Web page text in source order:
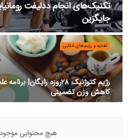
جایگزین
تغذیه و رژیم‌های غذایی
رژیم کتوژنیک ۲۸روزه رایگان|
کاهش وزن تضمینی
هیچ محتوایی